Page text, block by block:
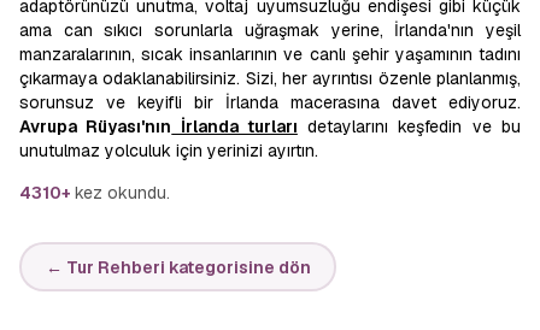
adaptörünüzü unutma, voltaj uyumsuzluğu endişesi gibi küçük
ama can sıkıcı sorunlarla uğraşmak yerine, İrlanda'nın yeşil
manzaralarının, sıcak insanlarının ve canlı şehir yaşamının tadını
çıkarmaya odaklanabilirsiniz. Sizi, her ayrıntısı özenle planlanmış,
sorunsuz ve keyifli bir İrlanda macerasına davet ediyoruz.
Avrupa Rüyası'nın İrlanda turları detaylarını keşfedin ve bu
unutulmaz yolculuk için yerinizi ayırtın.
4310+ kez okundu.
← Tur Rehberi kategorisine dön